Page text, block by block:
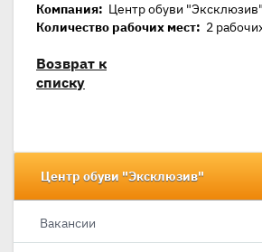
Компания: Центр обуви "Эксклюзив"
Количество рабочих мест: 2
Возврат к
списку
Центр обуви "Эксклюзив"
Вакансии